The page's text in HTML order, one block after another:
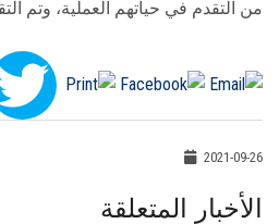
من التقدم في حياتهم العملية، وتم
2021-09-26
الأخبار المتعلقة